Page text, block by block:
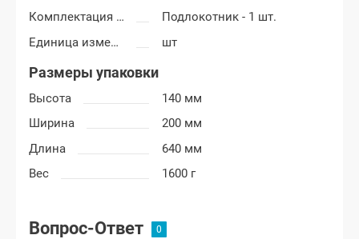
Комплектация подлокотника
Подлокотник - 1 шт.
Единица измерения
шт
Размеры упаковки
Высота
140 мм
Ширина
200 мм
Длина
640 мм
Вес
1600 г
Вопрос-Ответ